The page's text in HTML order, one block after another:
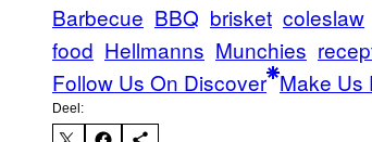
Barbecue BBQ brisket coleslaw
food Hellmanns Munchies
Follow Us On Discover Make Us
Deel: